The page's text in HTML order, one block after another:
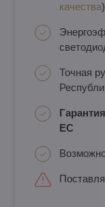
качества)
Точная
ЕС